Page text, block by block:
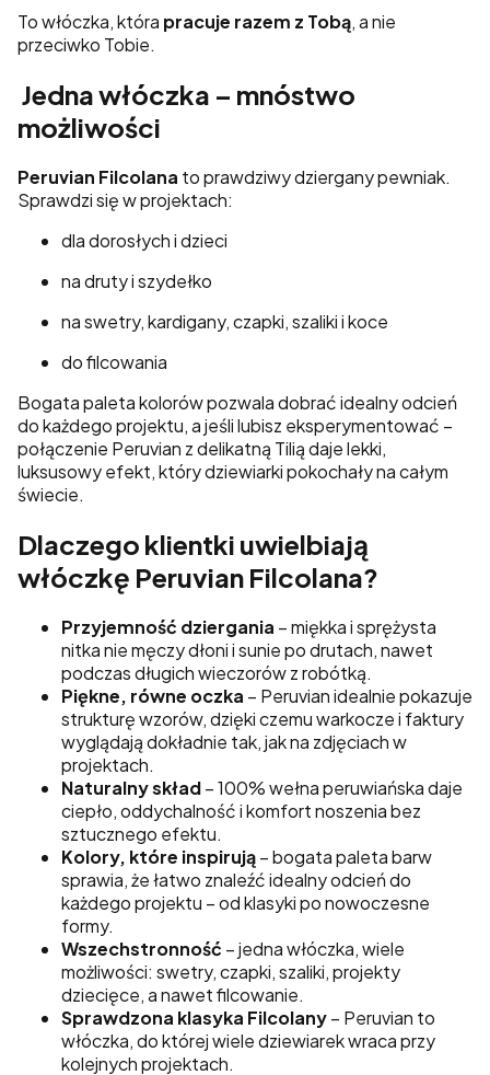
To włóczka, która pracuje razem z Tobą, a nie
przeciwko Tobie.
Jedna włóczka – mnóstwo
możliwości
Peruvian Filcolana to prawdziwy dziergany pewniak.
Sprawdzi się w projektach:
dla dorosłych i dzieci
na druty i szydełko
na swetry, kardigany, czapki, szaliki i koce
do filcowania
Bogata paleta kolorów pozwala dobrać idealny odcień
do każdego projektu, a jeśli lubisz eksperymentować –
połączenie Peruvian z delikatną Tilią daje lekki,
luksusowy efekt, który dziewiarki pokochały na całym
świecie.
Dlaczego klientki uwielbiają
włóczkę Peruvian Filcolana?
Przyjemność dziergania – miękka i sprężysta
nitka nie męczy dłoni i sunie po drutach, nawet
podczas długich wieczorów z robótką.
Piękne, równe oczka – Peruvian idealnie pokazuje
strukturę wzorów, dzięki czemu warkocze i faktury
wyglądają dokładnie tak, jak na zdjęciach w
projektach.
Naturalny skład– 100% wełna peruwiańska daje
ciepło, oddychalność i komfort noszenia bez
sztucznego efektu.
Kolory, które inspirują– bogata paleta barw
sprawia, że łatwo znaleźć idealny odcień do
każdego projektu – od klasyki po nowoczesne
formy.
Wszechstronność – jedna włóczka, wiele
możliwości: swetry, czapki, szaliki, projekty
dziecięce, a nawet filcowanie.
Sprawdzona klasyka Filcolany– Peruvian to
włóczka, do której wiele dziewiarek wraca przy
kolejnych projektach.